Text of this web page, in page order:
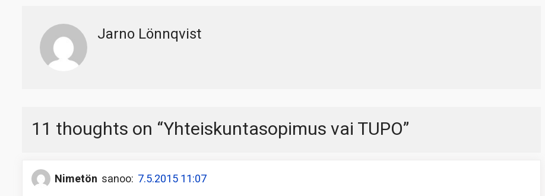
Jarno Lönnqvist
11 thoughts on “Yhteiskuntasopimus vai TUPO”
Nimetön sanoo: 7.5.2015 11:07